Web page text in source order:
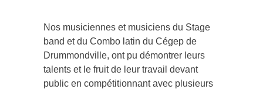
Nos musiciennes et musiciens du Stage
band et du Combo latin du Cégep de
Drummondville, ont pu démontrer leurs
talents et le fruit de leur travail devant
public en compétitionnant avec plusieurs